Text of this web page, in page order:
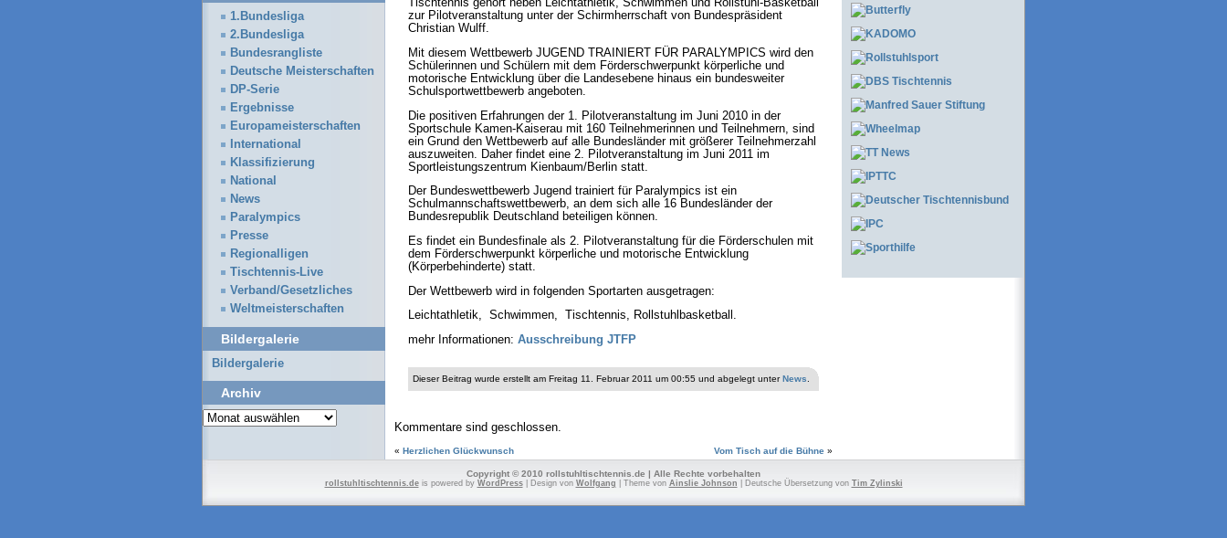
Tischtennis gehört neben Leichtathletik, Schwimmen und Rollstuhl-Basketball
zur Pilotveranstaltung unter der Schirmherrschaft von Bundespräsident
Christian Wulff.
Mit diesem Wettbewerb JUGEND TRAINIERT FÜR PARALYMPICS wird den
Schülerinnen und Schülern mit dem Förderschwerpunkt körperliche und
motorische Entwicklung über die Landesebene hinaus ein bundesweiter
Schulsportwettbewerb angeboten.
Die positiven Erfahrungen der 1. Pilotveranstaltung im Juni 2010 in der
Sportschule Kamen-Kaiserau mit 160 Teilnehmerinnen und Teilnehmern, sind
ein Grund den Wettbewerb auf alle Bundesländer mit größerer Teilnehmerzahl
auszuweiten. Daher findet eine 2. Pilotveranstaltung im Juni 2011 im
Sportleistungszentrum Kienbaum/Berlin statt.
Der Bundeswettbewerb Jugend trainiert für Paralympics ist ein
Schulmannschaftswettbewerb, an dem sich alle 16 Bundesländer der
Bundesrepublik Deutschland beteiligen können.
Es findet ein Bundesfinale als 2. Pilotveranstaltung für die Förderschulen mit
dem Förderschwerpunkt körperliche und motorische Entwicklung
(Körperbehinderte) statt.
Der Wettbewerb wird in folgenden Sportarten ausgetragen:
Leichtathletik, Schwimmen, Tischtennis, Rollstuhlbasketball.
mehr Informationen: Ausschreibung JTFP
Dieser Beitrag wurde erstellt am Freitag 11. Februar 2011 um 00:55 und abgelegt unterNews
Kommentare sind geschlossen.
« Herzlichen Glückwunsch Vom Tisch auf die Bühne »
1.Bundesliga
2.Bundesliga
Bundesrangliste
Deutsche Meisterschaften
DP-Serie
Ergebnisse
Europameisterschaften
International
Klassifizierung
National
News
Paralympics
Presse
Regionalligen
Tischtennis-Live
Verband/Gesetzliches
Weltmeisterschaften
Bildergalerie
Bildergalerie
Archiv
Archiv
Copyright © 2010 rollstuhltischtennis.de | Alle Rechte vorbehalten
rollstuhltischtennis.deis powered by WordPress| Design von Wolfgang | Theme von Ainslie Johnson | Deutsche Übersetzung von Tim Zylinski